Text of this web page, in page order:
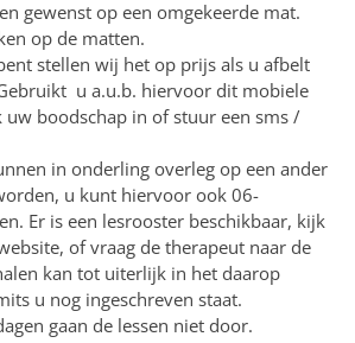
gewenst op een omgekeerde mat.
op de matten.
stellen wij het op prijs als u afbelt
u a.u.b. hiervoor dit mobiele
uw boodschap in of stuur een sms /
in onderling overleg op een ander
u kunt hiervoor ook 06-
Er is een lesrooster beschikbaar, kijk
of vraag de therapeut naar de
kan tot uiterlijk in het daarop
u nog ingeschreven staat.
gaan de lessen niet door.